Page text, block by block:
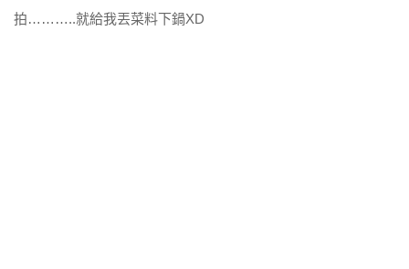
拍………..就給我丟菜料下鍋XD